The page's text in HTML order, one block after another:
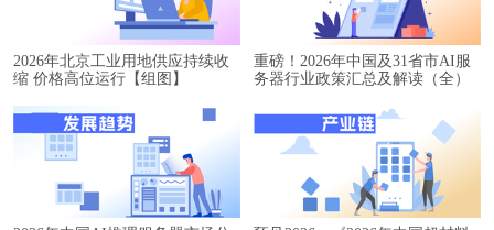
2026年北京工业用地供应持续收
缩 价格高位运行【组图】
重磅！2026年中国及31省市AI服
务器行业政策汇总及解读（全）